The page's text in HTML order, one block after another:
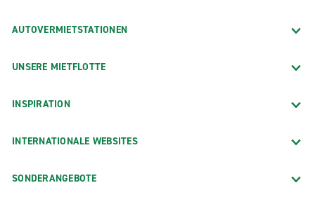
AUTOVERMIETSTATIONEN
UNSERE MIETFLOTTE
INSPIRATION
INTERNATIONALE WEBSITES
SONDERANGEBOTE